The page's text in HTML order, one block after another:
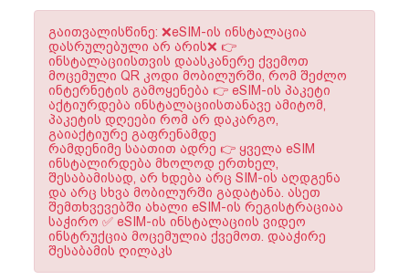
გაითვალისწინე: ❌eSIM-ის ინსტალაცია
დასრულებული არ არის❌ 👉
ინსტალაციისთვის დაასკანერე ქვემოთ
მოცემული QR კოდი მობილურში, რომ შეძლო
ინტერნეტის გამოყენება 👉 eSIM-ის პაკეტი
აქტიურდება ინსტალაციისთანავე ამიტომ,
პაკეტის დღეები რომ არ დაკარგო,
გაიაქტიურე გაფრენამდე
რამდენიმე საათით ადრე 👉 ყველა eSIM
ინსტალირდება მხოლოდ ერთხელ,
შესაბამისად, არ ხდება არც SIM-ის აღდგენა
და არც სხვა მობილურში გადატანა. ასეთ
შემთხვევებში ახალი eSIM-ის რეგისტრაციაა
საჭირო ✅ eSIM-ის ინსტალაციის ვიდეო
ინსტრუქცია მოცემულია ქვემოთ. დააჭირე
შესაბამის ღილაკს